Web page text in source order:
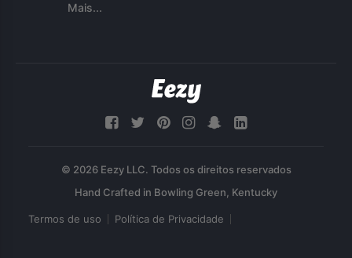
Mais...
© 2026 Eezy LLC. Todos os direitos reservados
Termos de uso Política de Privacidade